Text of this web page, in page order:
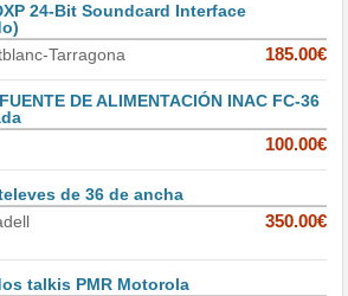
24-Bit Soundcard Interface
Tarragona
185.00€
DE ALIMENTACIÓN INAC FC-36
100.00€
de 36 de ancha
350.00€
talkis PMR Motorola